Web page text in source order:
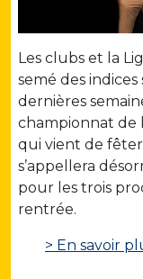
Les clubs et la
semé des
dernières
championnat de
qui vient de fêter
s’appellera
pour les trois
rentrée.
> En savoir